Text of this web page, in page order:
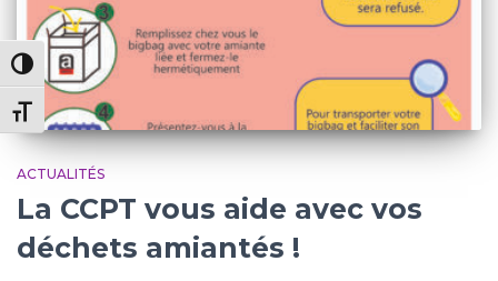
PASSER EN CONTRASTE ÉLEVÉ
CHANGER LA TAILLE DE LA POLICE
ACTUALITÉS
La CCPT vous aide avec vos
déchets amiantés !